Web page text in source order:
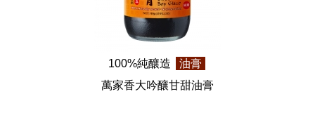
100%純釀造
油膏
萬家香大吟釀甘甜油膏